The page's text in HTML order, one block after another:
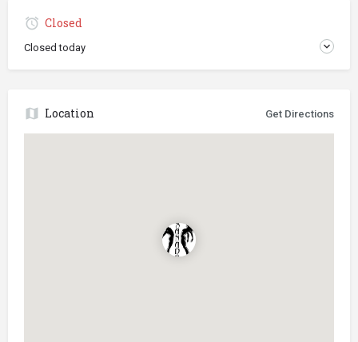
Closed
Closed today
Location Get Directions